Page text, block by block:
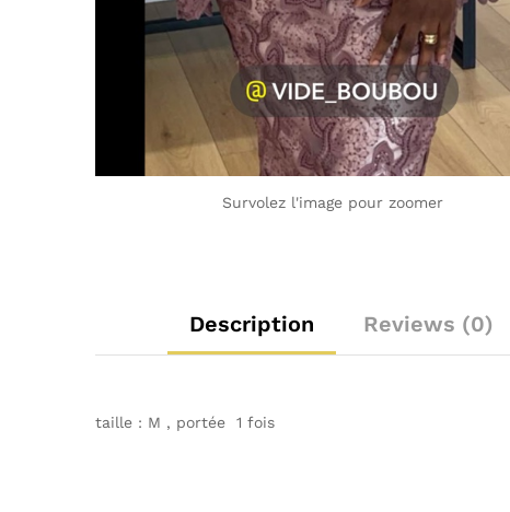
Survolez l'image pour zoomer
Description Reviews (0)
taille : M , portée 1 fois